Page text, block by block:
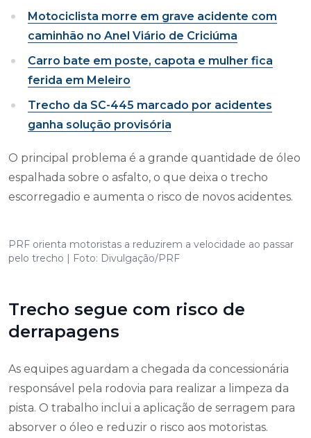
Motociclista morre em grave acidente com
caminhão no Anel Viário de Criciúma
Carro bate em poste, capota e mulher fica
ferida em Meleiro
Trecho da SC-445 marcado por acidentes
ganha solução provisória
O principal problema é a grande quantidade de óleo
espalhada sobre o asfalto, o que deixa o trecho
escorregadio e aumenta o risco de novos acidentes.
PRF orienta motoristas a reduzirem a velocidade ao passar
pelo trecho | Foto: Divulgação/PRF
Trecho segue com risco de
derrapagens
As equipes aguardam a chegada da concessionária
responsável pela rodovia para realizar a limpeza da
pista. O trabalho inclui a aplicação de serragem para
absorver o óleo e reduzir o risco aos motoristas.